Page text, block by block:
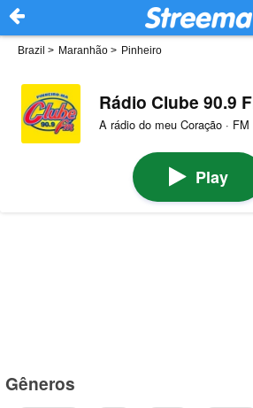
Brazil > Maranhão > Pinheiro
Rádio Clube 90.9
A rádio do meu Coração · FM
Play
Gêneros